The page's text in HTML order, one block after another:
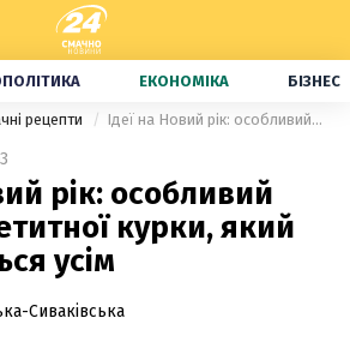
ЕКОНОМІКА БІЗНЕС
рецепти Ідеї на Новий рік: особливий рецепт апетитної курки, який сподобається усім
3
рік: особливий
курки, який
усім
Сиваківська